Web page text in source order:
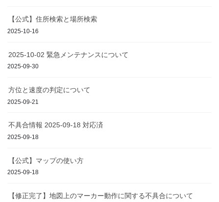
【公式】住所検索と場所検索
2025-10-16
2025-10-02 緊急メンテナンスについて
2025-09-30
方位と速度の判定について
2025-09-21
不具合情報 2025-09-18 対応済
2025-09-18
【公式】マップの使い方
2025-09-18
【修正完了】地図上のマーカー動作に関する不具合について